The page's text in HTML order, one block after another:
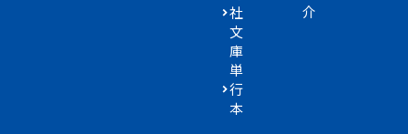
社
文
庫
単
行
本
介